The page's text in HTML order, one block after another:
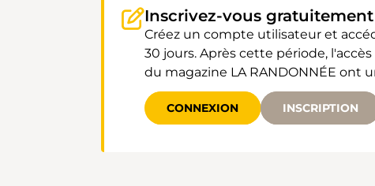
Inscrivez-vous
Créez un compte utilisateur et
30 jours. Après cette période,
du magazine LA RANDONNÉE ont
CONNEXION INSCRIPTION